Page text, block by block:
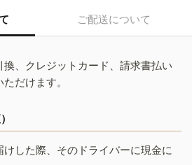
ご配送について
、クレジットカード、請求書払い
だけます。
した際、そのドライバーに現金に